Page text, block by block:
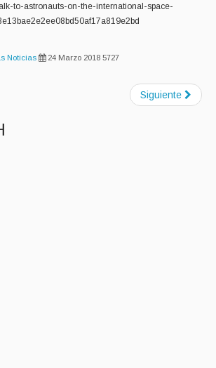
to-astronauts-on-the-international-space-
Noticias 24 Marzo 2018 5727
Siguiente